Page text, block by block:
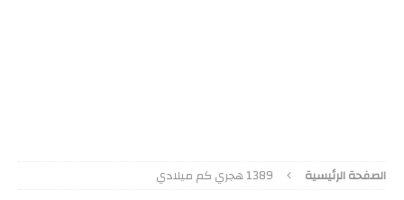
الصفحة الرئيسية 1389 هجري كم ميلادي